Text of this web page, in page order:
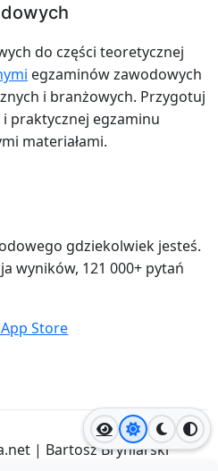
Jasny motyw
Ciemny
do części teoretycznej
egzaminów zawodowych
i branżowych. Przygotuj
praktycznej egzaminu
materiałami.
gdziekolwiek jesteś.
wyników, 121 000+ pytań
| Bartosz Bryniarski